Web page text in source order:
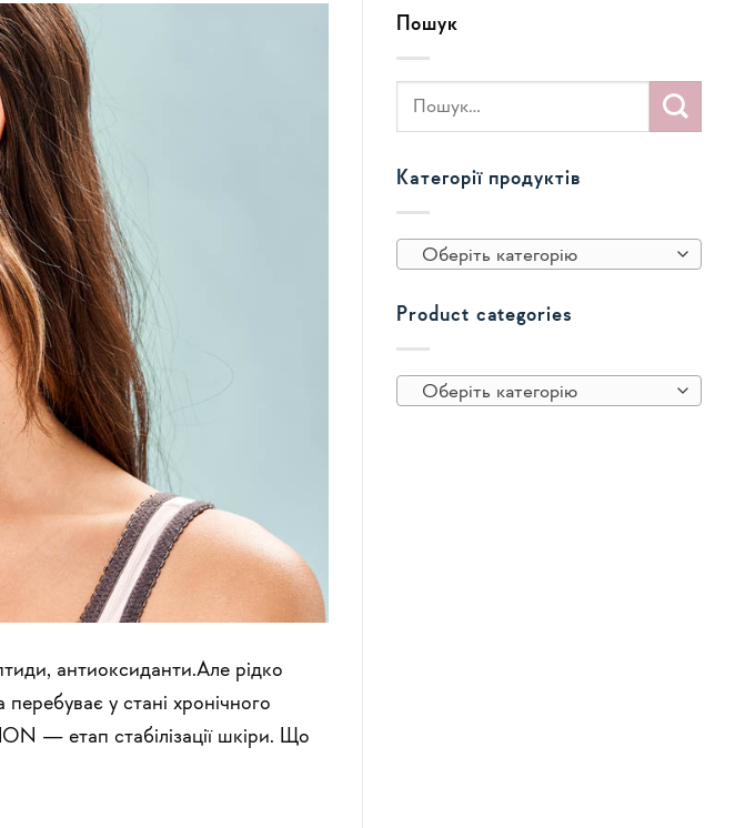
антиоксиданти.Але рідко
у стані хронічного
— етап стабілізації шкіри. Що
Пошук
Категорії продуктів
Оберіть категорію
Product categories
Оберіть категорію